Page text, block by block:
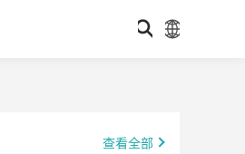
查看全部